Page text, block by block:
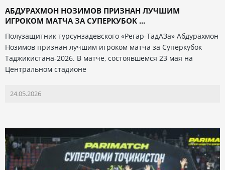
АБДУРАХМОН НОЗИМОВ ПРИЗНАН ЛУЧШИМ
ИГРОКОМ МАТЧА ЗА СУПЕРКУБОК ...
Полузащитник турсунзадевского «Регар-ТадАЗа» Абдурахмон
Нозимов признан лучшим игроком матча за Суперкубок
Таджикистана-2026. В матче, состоявшемся 23 мая на
Центральном стадионе
24.05.2026